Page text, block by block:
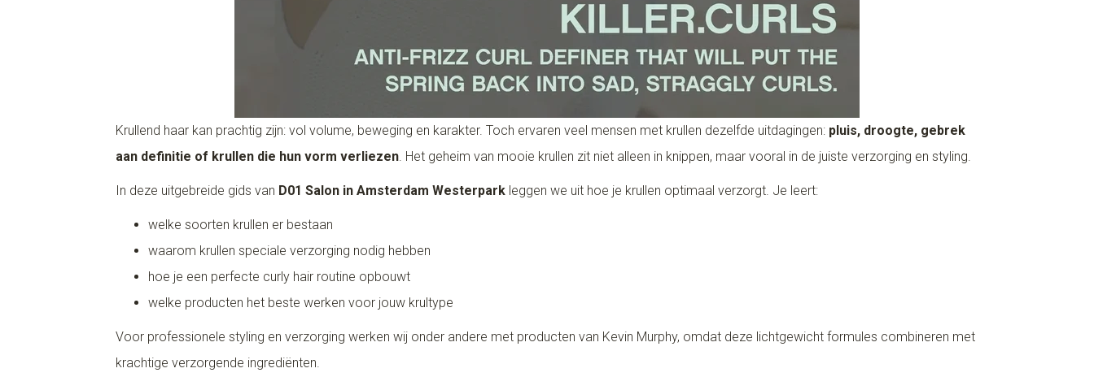
Krullend haar kan prachtig zijn: vol volume, beweging en karakter. Toch ervaren veel mensen met krullen dezelfde uitdagingen: pluis, droogte, gebrek
aan definitie of krullen die hun vorm verliezen. Het geheim van mooie krullen zit niet alleen in knippen, maar vooral in de juiste verzorging en styling.
In deze uitgebreide gids van D01 Salon in Amsterdam Westerpark leggen we uit hoe je krullen optimaal verzorgt. Je leert:
welke soorten krullen er bestaan
waarom krullen speciale verzorging nodig hebben
hoe je een perfecte curly hair routine opbouwt
welke producten het beste werken voor jouw krultype
Voor professionele styling en verzorging werken wij onder andere met producten van Kevin Murphy, omdat deze lichtgewicht formules combineren met
krachtige verzorgende ingrediënten.